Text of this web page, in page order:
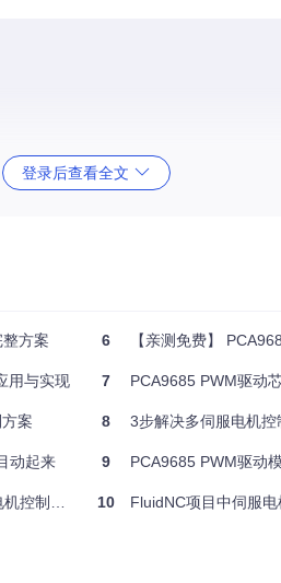
率。芯片内部 oscillator 可产生
0x40 );
0x41 ); // A0引脚接高电平
登录后查看全文
方案
用与实现
案
动起来
目推荐
6 【亲测免费】
7 PCA9685 PWM驱动
8 3步解决多伺服电机控
9 PCA9685 PWM驱动
10 FluidNC项目中伺服